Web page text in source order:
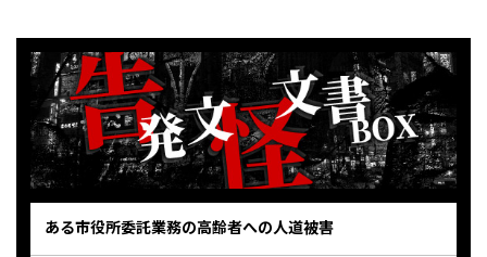
ある市役所委託業務の高齢者への人道被害